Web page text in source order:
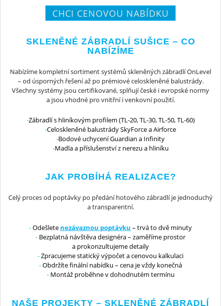
CHCI CENOVOU NABÍDKU
SKLENĚNÉ ZÁBRADLÍ SUŠICE – CO
NABÍZÍME
Nabízíme kompletní sortiment systémů skleněných zábradlí OnLevel
– od úsporných řešení až po prémiové celoskleněné balustrády.
Všechny systémy jsou certifikované, splňují české i evropské normy
a jsou vhodné pro vnitřní i venkovní použití.
Zábradlí s hliníkovým profilem (TL-20, TL-30, TL-50, TL-60)
Celoskleněné balustrády SkyForce a Airforce
Bodové uchycení Guardian a Infinity
Madla a příslušenství z nerezu a hliníku
JAK PROBÍHÁ REALIZACE?
Celý proces od poptávky po předání hotového zábradlí je jednoduchý
a transparentní.
Odešlete nezávaznou poptávku – trvá to dvě minuty
Bezplatná návštěva designéra – zaměříme prostor
a prokonzultujeme detaily
Zpracujeme statický výpočet a cenovou kalkulaci
Obdržíte finální nabídku – cena je vždy konečná
Montáž proběhne v dohodnutém termínu
NAŠE PROJEKTY – SKLENĚNÉ ZÁBRADLÍ